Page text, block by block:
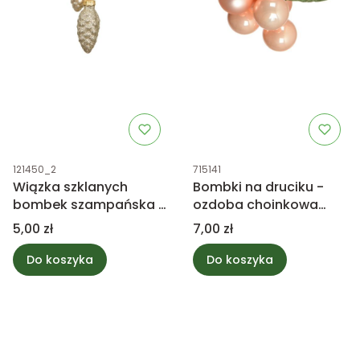
Kod produktu
121450_2
Wiązka szklanych
bombek szampańska -
szyszka
Cena
5,00 zł
Do koszyka
Kod produktu
715141
Bombki na druciku -
ozdoba choinkowa
łososiowy mix
Cena
7,00 zł
Do koszyka